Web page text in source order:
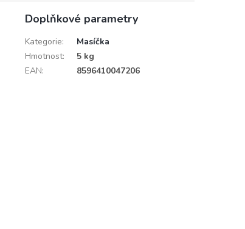
Doplňkové parametry
Kategorie:
Masíčka
Hmotnost:
5 kg
EAN: 8596410047206